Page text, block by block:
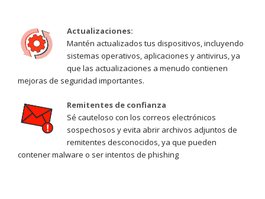
Actualizaciones:
Mantén actualizados tus dispositivos, incluyendo
sistemas operativos, aplicaciones y antivirus, ya
que las actualizaciones a menudo contienen
mejoras de seguridad importantes.
Remitentes de confianza
Sé cauteloso con los correos electrónicos
sospechosos y evita abrir archivos adjuntos de
remitentes desconocidos, ya que pueden
contener malware o ser intentos de phishing